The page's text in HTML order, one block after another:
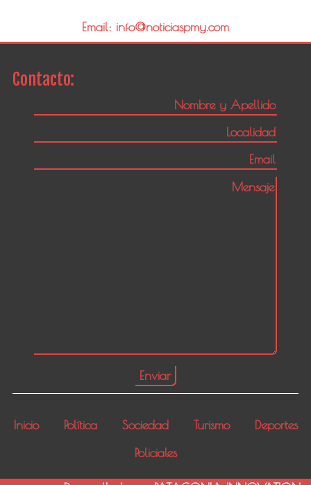
Email: info@noticiaspmy.com
Contacto:
Inicio Política Sociedad Turismo
Deportes
Policiales